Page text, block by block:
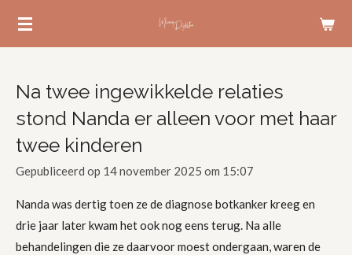
Ga
hoofdinhoud
Na twee ingewikkelde relaties
stond Nanda er alleen voor met haar
twee kinderen
Gepubliceerd op 14 november 2025 om 15:07
Nanda was dertig toen ze de diagnose botkanker kreeg en
drie jaar later kwam het ook nog eens terug. Na alle
behandelingen die ze daarvoor moest ondergaan, waren de